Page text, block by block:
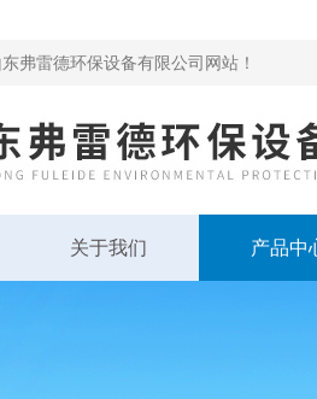
弗雷德环保设备有限公司网站！
关于我们 产品中